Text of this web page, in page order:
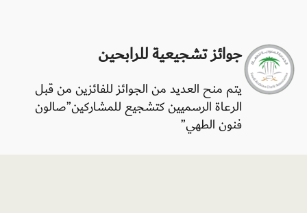
جوائز تشجيعية للرابحين
يتم منح العديد من الجوائز للفائزين من قبل
الرعاة الرسميين كتشجيع للمشاركين”صالون
فنون الطهي”